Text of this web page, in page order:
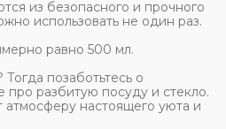
из безопасного и прочного
использовать не один раз.
равно 500 мл.
позаботьтесь о
про разбитую посуду и стекло.
атмосферу настоящего уюта и